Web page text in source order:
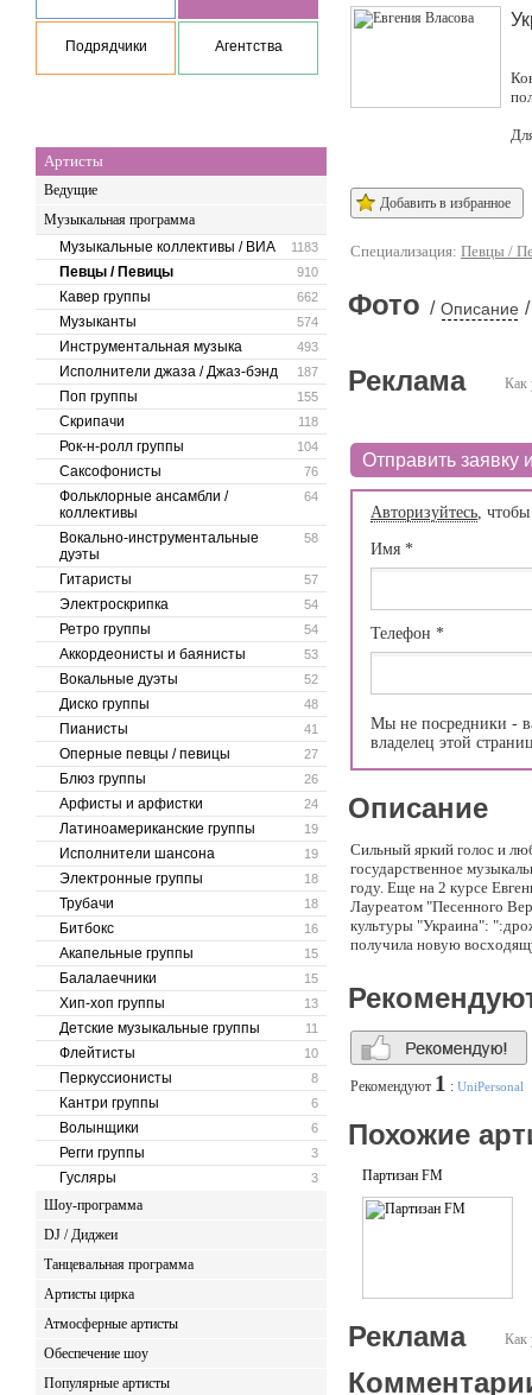
Подрядчики Агентства
Артисты
Ведущие
Музыкальная программа
1183
Музыкальные коллективы / ВИА
910
Певцы / Певицы
662
Кавер группы
574
Музыканты
493
Инструментальная музыка
187
Исполнители джаза / Джаз-бэнд
155
Поп группы
118
Скрипачи
104
Рок-н-ролл группы
76
Саксофонисты
64
Фольклорные ансамбли /
коллективы
58
Вокально-инструментальные
дуэты
57
Гитаристы
54
Электроскрипка
54
Ретро группы
53
Аккордеонисты и баянисты
52
Вокальные дуэты
48
Диско группы
41
Пианисты
27
Оперные певцы / певицы
26
Блюз группы
24
Арфисты и арфистки
19
Латиноамериканские группы
19
Исполнители шансона
18
Электронные группы
18
Трубачи
16
Битбокс
15
Акапельные группы
15
Балалаечники
13
Хип-хоп группы
11
Детские музыкальные группы
10
Флейтисты
8
Перкуссионисты
6
Кантри группы
6
Волынщики
3
Регги группы
3
Гусляры
Шоу-программа
DJ / Диджеи
Танцевальная программа
Артисты цирка
Атмосферные артисты
Обеспечение шоу
Популярные артисты
Добавить в избранное
Специализация: Певцы /
Фото / Описание /
Как
Реклама
Отправить заявку
Авторизуйтесь,
Имя *
Телефон *
Мы не посредники -
владелец этой
Описание
Сильный яркий голос и
государственное
году. Еще на 2 курсе
Лауреатом "Песенного
культуры "Украина":
получила новую
Рекомендуют 1 : UniPersonal
Похожие
Партизан FM
Как
Реклама